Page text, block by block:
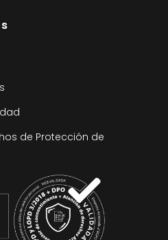
de Protección de